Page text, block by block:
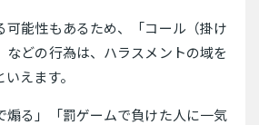
可能性もあるため、「コール（掛け
などの行為は、ハラスメントの域を
えます。
煽る」「罰ゲームで負けた人に一気